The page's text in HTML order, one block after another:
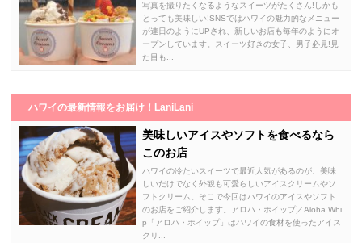
写真を撮りたくなるようなスイーツがたくさん!しかも
とっても美味しい!SNSではハワイの魅力的なメニュー
が連日のようにUPされ、新しいお店も毎年のようにオ
ープンしています。スイーツ好きの女子、男子必見!見
た目も...
ハワイの最新情報をお届け！LaniLani
美味しいアイスやソフトを食べるなら
このお店
ハワイの冷たいスイーツで最近人気があるのが、美味
しいだけでなく外観も可愛らしいアイスクリームやソ
フトクリーム。そこで今回はハワイのアイスやソフト
のお店をご紹介します。アロハ・ホイップ／Aloha Whi
p「アロハ・ホイップ」はハワイの食材を使ったアイス
クリ...